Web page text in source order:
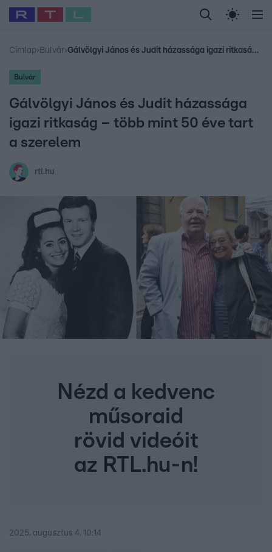
Legfrissebb RTL Híradó Randi Celeb vagyok,
Babits Marcella Most Wanted Gallusz
Címlap› Bulvár› Gálvölgyi János és Judit házassága igazi ritkaság – több mint 50 éve tart a szerelem
Bulvár
Gálvölgyi János és Judit házassága
igazi ritkaság – több mint 50 éve tart
a szerelem
rtl.hu
Nézd a kedvenc
műsoraid
rövid videóit
az RTL.hu-n!
2025. augusztus 4. 10:14